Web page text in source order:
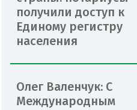
получили доступ к
Единому регистру
населения
Олег Валенчук: С
Международным